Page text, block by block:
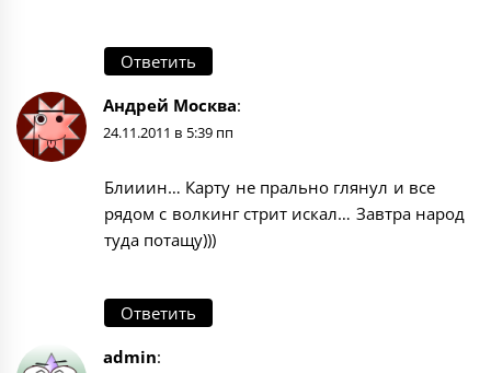
Ответить
Андрей Москва:
24.11.2011 в 5:39 пп
Блииин… Карту не прально глянул и все
рядом с волкинг стрит искал… Завтра народ
туда потащу)))
Ответить
admin: